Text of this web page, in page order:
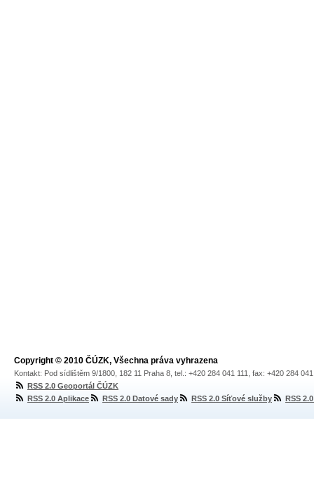
Copyright © 2010 ČÚZK, Všechna práva vyhrazena
Kontakt: Pod sídlištěm 9/1800, 182 11 Praha 8, tel.: +420 284 041 111, fax: +420 284
RSS 2.0 Geoportál ČÚZK
RSS 2.0 Aplikace
RSS 2.0 Datové sady RSS 2.0 Síťové služby RSS